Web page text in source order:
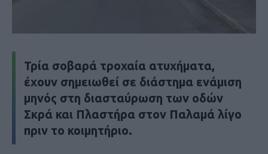
Τρία σοβαρά τροχαία ατυχήματα,
έχουν σημειωθεί σε διάστημα ενάμιση
μηνός στη διασταύρωση των οδών
Σκρά και Πλαστήρα στον Παλαμά λίγο
πριν το κοιμητήριο.